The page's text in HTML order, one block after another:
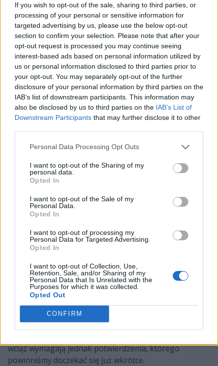
If you wish to opt-out of the sale, sharing to third parties, or
processing of your personal or sensitive information for
targeted advertising by us, please use the below opt-out
section to confirm your selection. Please note that after your
opt-out request is processed you may continue seeing
interest-based ads based on personal information utilized by
us or personal information disclosed to third parties prior to
your opt-out. You may separately opt-out of the further
disclosure of your personal information by third parties on the
IAB’s list of downstream participants. This information may
also be disclosed by us to third parties on the IAB’s List of
Downstream Participants that may further disclose it to other
Personal Data Processing Opt Outs
I want to opt-out of the Sharing of my
personal data.
Opted In
I want to opt-out of the Sale of my
Personal Data.
Opted In
I want to opt-out of processing my
Personal Data for Targeted Advertising.
Opted In
I want to opt-out of Collection, Use,
Retention, Sale, and/or Sharing of my
Personal Data that Is Unrelated with the
Purposes for which it was collected.
Opted Out
CONFIRM
Zmiany mają wydarzyć się na pozycji leśnika oraz
wspierającego. Jak donosi Brieuc "LEC Wooloo"
Seeger, potencjalnym następcą Kima "Malranga"
Geun-seonga ma zostać Mark "Markoon" van Woensel.
Gdy okazało się, że dotychczasowy dżungler SK Gaming
ma stracić swoją posadę, pojawiły się słuszne obawy o
jego przyszłość. Większość drużyn miała inne plany w
kwestii obsadzenia tej roli, a Infinite Reality było jedną z
ostatnich możliwości holenderskiego zawodnika.
Markoon miał zostać wybrany ponad Linasa "Lyncasa"
Nauncikasa, a stronom rzekomo udało się dojść do
wstępnego porozumienia. Z organizacją ma pożegnać
się także Henk "Advienne" Reijenga, a w jego miejsce
Alejandro "anonimotum" Gomis zapowiedział świeżą
krew – Théo "Zoelysa" Le Scorneca. Wychowanek La
gorącym towarem. Zakontraktowanie Francuza
rozważało ponoć m.in. Fnatic, które ostatecznie miało
Wydaje się, że porozumienie z Zoelysem podsumowuje
wszystkie transfery IR. Mathias "Szygenda" Jensen oraz
Markos "Comp" Stamkopoulus wciąż pozostają
związani umową, a na środkowej alei również
powinniśmy spodziewać się żadnych przetasowań
Wbrew wcześniejszym pogłoskom i problemom, z
którymi boryka się marka, zapowiadany skład jawi się
wciąż wymagają jednak potwierdzenia, którego
powinniśmy doczekać się już wkrótce.